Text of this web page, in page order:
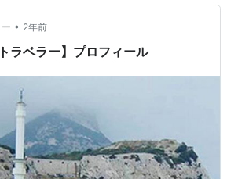
に魂の記憶にいざなわれて訪れた場所
• 2年前
ラベラー】プロフィール